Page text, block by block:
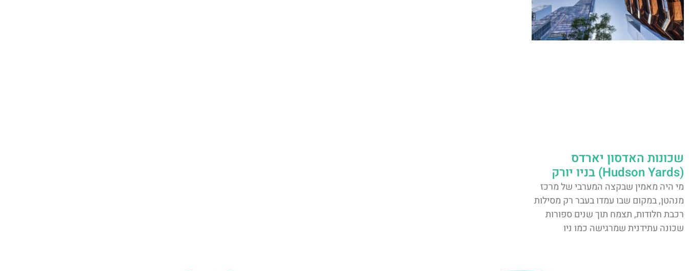
שכונות האדסון יארדס
(Hudson Yards) בניו יורק
מי היה מאמין שבקצה המערבי של מרכז
מנהטן, במקום שבו עמדו בעבר רק מסילות
רכבת חלודות, תצמח תוך שנים ספורות
שכונה עתידנית שמרגישה כמו ניו